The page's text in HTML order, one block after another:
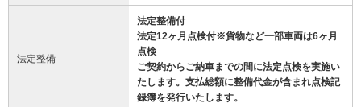
法定整備
法定整備付
法定12ヶ月点検付※貨物など一部車両は6ヶ月
点検
ご契約からご納車までの間に法定点検を実施い
たします。支払総額に整備代金が含まれ点検記
録簿を発行いたします。